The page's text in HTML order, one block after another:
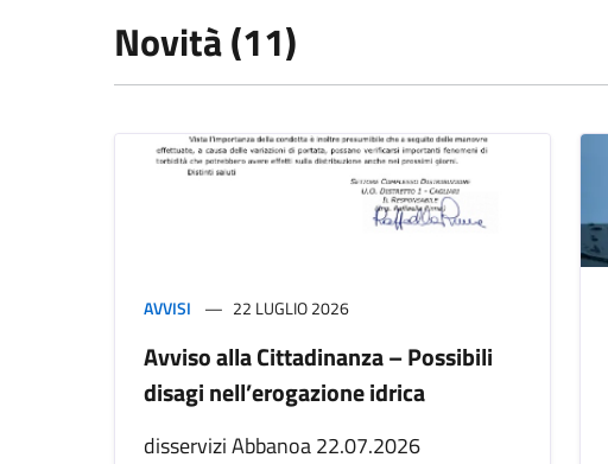
Novità (11)
AVVISI 22 LUGLIO 2026
Avviso alla Cittadinanza – Possibili
disagi nell’erogazione idrica
disservizi Abbanoa 22.07.2026